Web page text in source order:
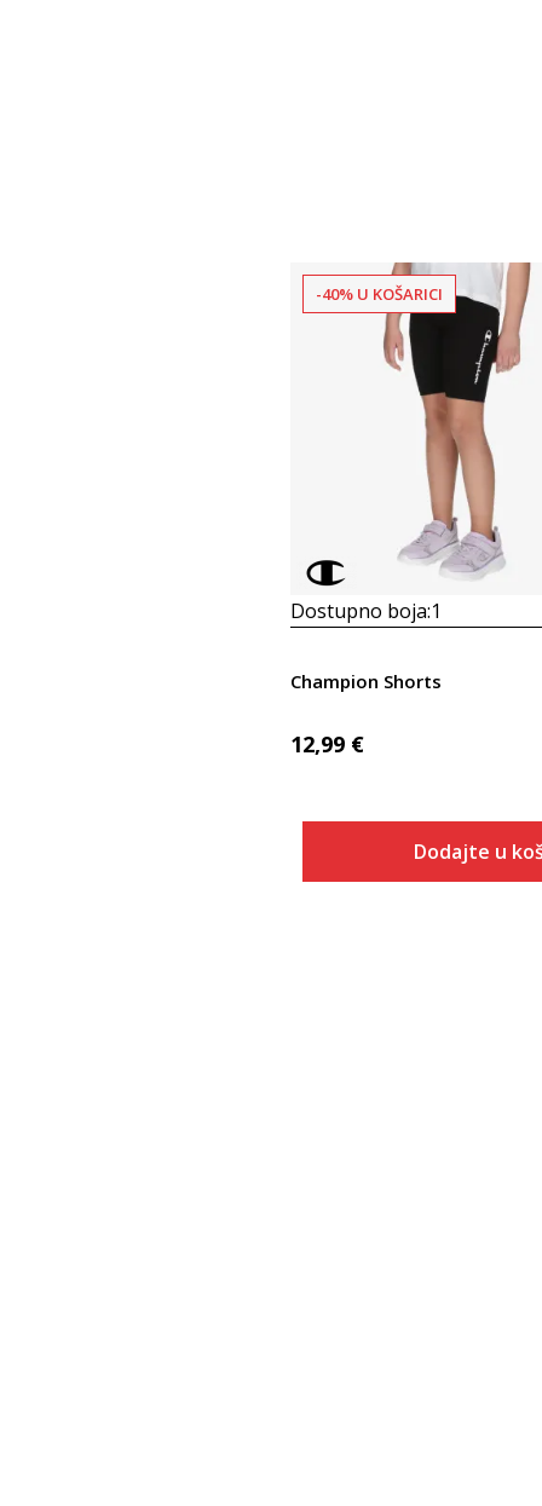
-40% U KOŠARICI
Dostupno boja:1
Champion Shorts
12,99 €
Dodajte u